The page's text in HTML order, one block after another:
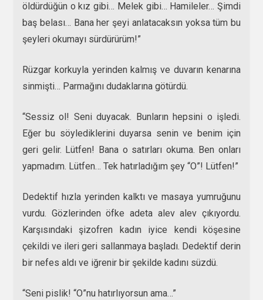
öldürdüğün o kız gibi… Melek gibi… Hamileler… Şimdi
baş belası… Bana her şeyi anlatacaksın yoksa tüm bu
şeyleri okumayı sürdürürüm!”
Rüzgar korkuyla yerinden kalmış ve duvarın kenarına
sinmişti… Parmağını dudaklarına götürdü.
“Sessiz ol! Seni duyacak. Bunların hepsini o işledi.
Eğer bu söylediklerini duyarsa senin ve benim için
geri gelir. Lütfen! Bana o satırları okuma. Ben onları
yapmadım. Lütfen… Tek hatırladığım şey “O”! Lütfen!”
Dedektif hızla yerinden kalktı ve masaya yumruğunu
vurdu. Gözlerinden öfke adeta alev alev çıkıyordu.
Karşısındaki şizofren kadın iyice kendi köşesine
çekildi ve ileri geri sallanmaya başladı. Dedektif derin
bir nefes aldı ve iğrenir bir şekilde kadını süzdü.
“Seni pislik! “O”nu hatırlıyorsun ama…”